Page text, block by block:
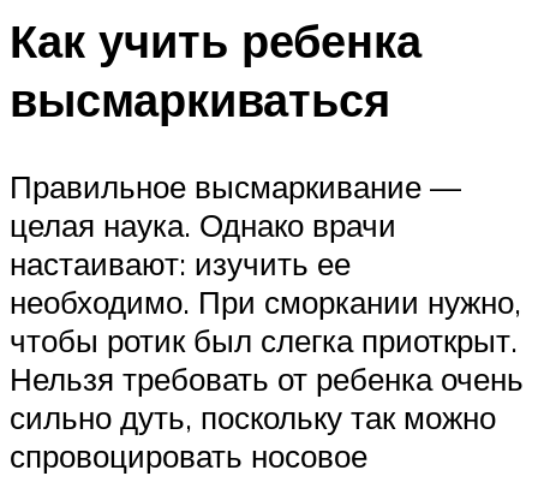
Как учить ребенка
высмаркиваться
Правильное высмаркивание —
целая наука. Однако врачи
настаивают: изучить ее
необходимо. При сморкании нужно,
чтобы ротик был слегка приоткрыт.
Нельзя требовать от ребенка очень
сильно дуть, поскольку так можно
спровоцировать носовое